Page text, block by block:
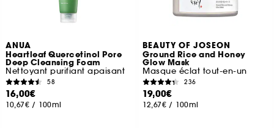
ANUA
Heartleaf Quercetinol Pore
Deep Cleansing Foam
Nettoyant purifiant apaisant
58
16,00€
10,67€ / 100ml
BEAUTY OF JOSEON
Ground Rice and Honey
Glow Mask
Masque éclat tout-en-un
236
19,00€
12,67€ / 100ml